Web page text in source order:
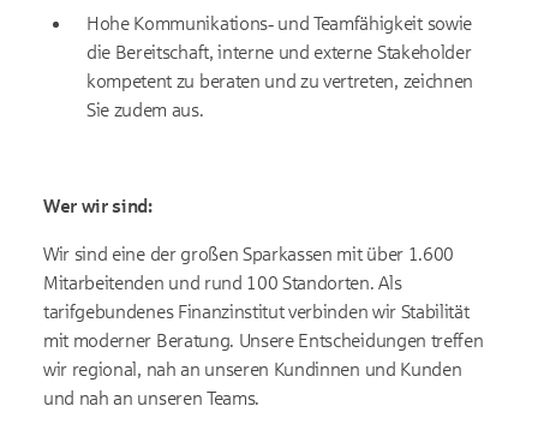
Hohe Kommunikations‑ und Teamfähigkeit sowie
die Bereitschaft, interne und externe Stakeholder
kompetent zu beraten und zu vertreten, zeichnen
Sie zudem aus.
Wer wir sind:
Wir sind eine der großen Sparkassen mit über 1.600
Mitarbeitenden und rund 100 Standorten. Als
tarifgebundenes Finanzinstitut verbinden wir Stabilität
mit moderner Beratung. Unsere Entscheidungen treffen
wir regional, nah an unseren Kundinnen und Kunden
und nah an unseren Teams.